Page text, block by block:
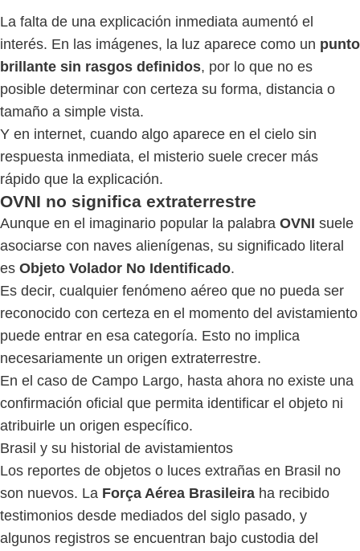
La falta de una explicación inmediata aumentó el
interés. En las imágenes, la luz aparece como un punto
brillante sin rasgos definidos, por lo que no es
posible determinar con certeza su forma, distancia o
tamaño a simple vista.
Y en internet, cuando algo aparece en el cielo sin
respuesta inmediata, el misterio suele crecer más
rápido que la explicación.
OVNI no significa extraterrestre
Aunque en el imaginario popular la palabra OVNI suele
asociarse con naves alienígenas, su significado literal
es Objeto Volador No Identificado.
Es decir, cualquier fenómeno aéreo que no pueda ser
reconocido con certeza en el momento del avistamiento
puede entrar en esa categoría. Esto no implica
necesariamente un origen extraterrestre.
En el caso de Campo Largo, hasta ahora no existe una
confirmación oficial que permita identificar el objeto ni
atribuirle un origen específico.
Brasil y su historial de avistamientos
Los reportes de objetos o luces extrañas en Brasil no
son nuevos. La Força Aérea Brasileira ha recibido
testimonios desde mediados del siglo pasado, y
algunos registros se encuentran bajo custodia del